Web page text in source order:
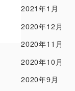
2021年1月
2020年12月
2020年11月
2020年10月
2020年9月